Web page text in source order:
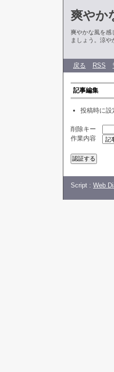
爽やか
爽やかな風を感
ましょう。涼
戻る RSS
記事編集
投稿時に設
削除キー
作業内容
Script : Web